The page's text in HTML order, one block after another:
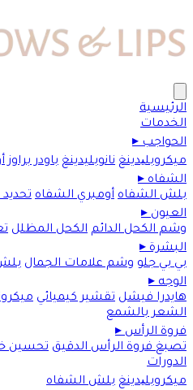
الرئيسية
الخدمات
الحواجب▸
ميكروبلیدينغ نانوبليدينغ باودر براوز
الشفاه▸
بلش الشفاه أومبري الشفاه تحديد
العيون▸
وشم الكحل الدائم الكحل المظلل
البشرة▸
بي بي جلو وشم علامات الجمال بلش
الوجه▸
هايدرا فيشل تقشير كيميائي
الشعر بالشمع
فروة الرأس▸
تصبغ فروة الرأس الدقيق تحسين
الدورات
ميكروبلیدينغ بلش الشفاه